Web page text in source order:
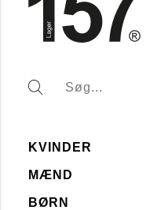
KVINDER
MÆND
BØRN